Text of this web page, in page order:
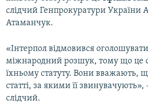
слідчий Генпрокуратури України
Атаманчук.
«Інтерпол відмовився
міжнародний розшук, тому що це
їхньому статуту. Вони вважають,
статті, за якими її звинувачують»,
слідчий.